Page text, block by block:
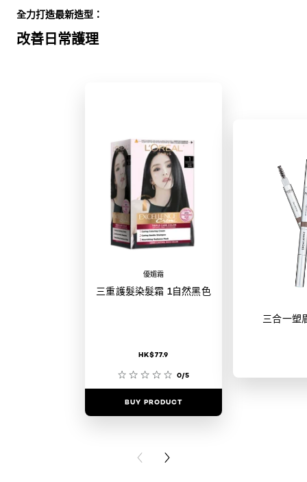
改善日常護理
全力打造最新造型：
優媚霜
三重護髮染髮霜 1自然黑色
HK$77.9
0/5
BUY PRODUCT
三合一塑
PREVIOUS CARD
NEXT CARD